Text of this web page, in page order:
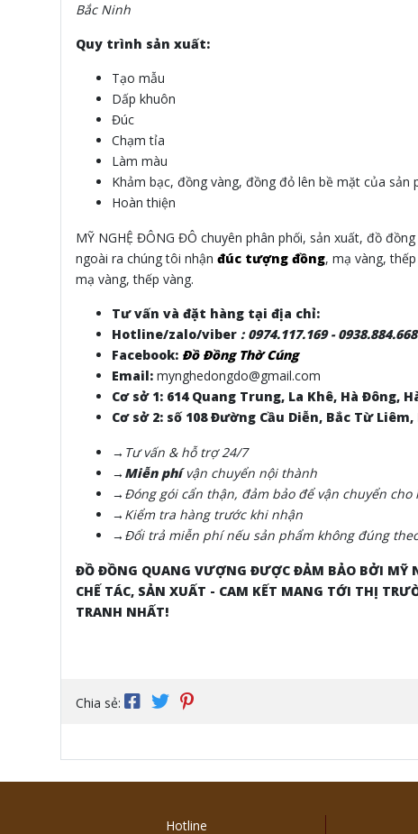
Bắc Ninh
Quy trình sản xuất:
Tạo mẫu
Dấp khuôn
Đúc
Chạm tỉa
Làm màu
Khảm bạc, đồng vàng, đồng đỏ lên bề mặt của sản
Hoàn thiện
MỸ NGHỆ ĐÔNG ĐÔ chuyên phân phối, sản xuất, đồ
ngoài ra chúng tôi nhận đúc tượng đồng, mạ vàng,
mạ vàng, thếp vàng.
Tư vấn và đặt hàng tại địa chỉ:
Hotline/zalo/viber : 0974.117.169 - 0938.884.668
Facebook: Đồ Đồng Thờ Cúng
Email: mynghedongdo@gmail.com
Cơ sở 1: 614 Quang Trung, La Khê, Hà Đông,
Cơ sở 2: số 108 Đường Cầu Diễn, Bắc Từ
→Tư vấn & hỗ trợ 24/7
→Miễn phívận chuyển nội thành
→Đóng gói cẩn thận, đảm bảo để vận chuyển
→Kiểm tra hàng trước khi nhận
→Đổi trả miễn phí nếu sản phẩm không đúng
ĐỒ ĐỒNG QUANG VƯỢNG ĐƯỢC ĐẢM BẢO BỞI MỸ
CHẾ TÁC, SẢN XUẤT - CAM KẾT MANG TỚI THỊ
TRANH NHẤT!
Chia sẻ:
Hotline